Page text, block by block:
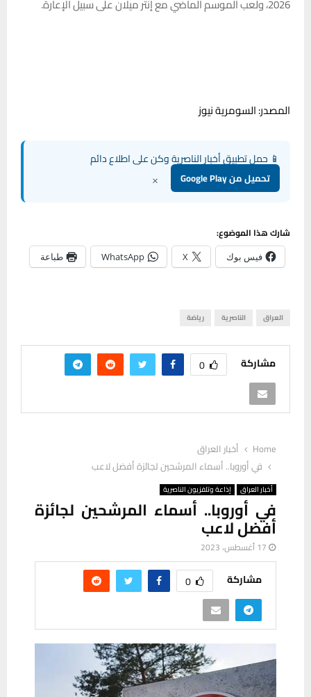
2026، ولعب الموسم الماضي مع إنتر ميلان على سبيل الإعارة.
المصدر: السومرية نيوز
📱 حمل تطبيق أخبار الناصرية وكن على اطلاع دائم
تحميل من Google Play ×
شارك هذا الموضوع:
فيس بوك X
WhatsApp طباعة
العراق الناصرية رياضة
مشاركة 0
Home
أخبار العراق
في أوروبا.. أسماء المرشحين لجائزة أفضل لاعب
أخبار العراق إذاعة وتلفزيون الناصرية
في أوروبا.. أسماء المرشحين لجائزة
أفضل لاعب
17 أغسطس، 2023
مشاركة 0